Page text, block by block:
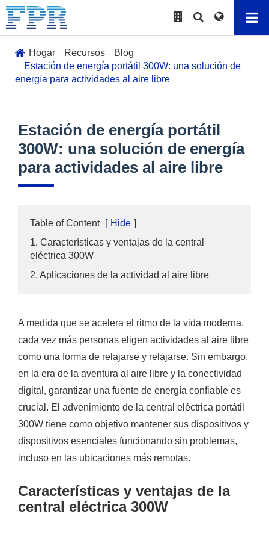
Hogar Recursos
Blog
Estación de energía portátil 300W: una solución de
energía para actividades al aire libre
Estación de energía portátil
300W: una solución de energía
para actividades al aire libre
Table of Content [ Hide ]
1. Características y ventajas de la central
eléctrica 300W
2. Aplicaciones de la actividad al aire libre
A medida que se acelera el ritmo de la vida moderna,
cada vez más personas eligen actividades al aire libre
como una forma de relajarse y relajarse. Sin embargo,
en la era de la aventura al aire libre y la conectividad
digital, garantizar una fuente de energía confiable es
crucial. El advenimiento de la central eléctrica portátil
300W tiene como objetivo mantener sus dispositivos y
dispositivos esenciales funcionando sin problemas,
incluso en las ubicaciones más remotas.
Características y ventajas de la
central eléctrica 300W